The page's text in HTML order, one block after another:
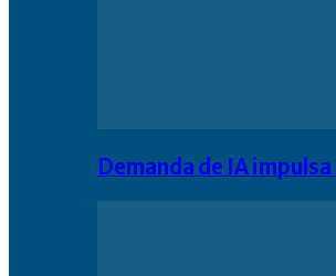
Demanda de IA